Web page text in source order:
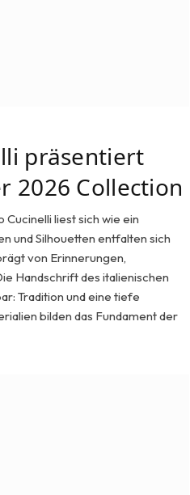
präsentiert
2026 Collection
liest sich wie ein
und Silhouetten entfalten sich
von Erinnerungen,
Handschrift des italienischen
Tradition und eine tiefe
bilden das Fundament der